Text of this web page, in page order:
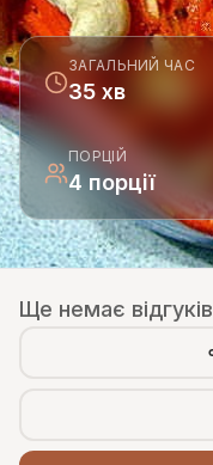
ЗАГАЛЬНИЙ ЧАС
35 хв
ПОРЦІЙ
4 порції
Ще немає відгуків